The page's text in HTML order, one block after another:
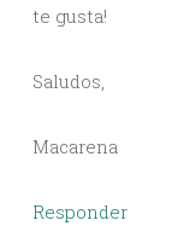
te gusta!
Saludos,
Macarena
Responder